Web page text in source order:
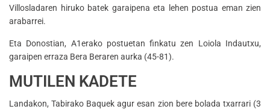
Villosladaren hiruko batek garaipena eta lehen postua eman zien
arabarrei.
Eta Donostian, A1erako postuetan finkatu zen Loiola Indautxu,
garaipen erraza Bera Beraren aurka (45-81).
MUTILEN KADETE
Landakon, Tabirako Baquek agur esan zion bere bolada txarrari (3